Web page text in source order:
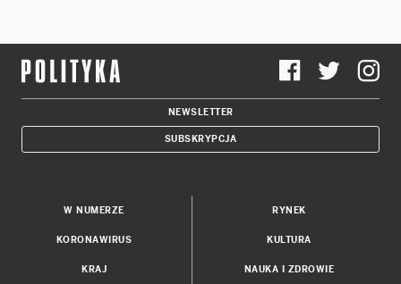
NEWSLETTER
SUBSKRYPCJA
W NUMERZE
KORONAWIRUS
KRAJ
RYNEK
KULTURA
NAUKA I ZDROWIE